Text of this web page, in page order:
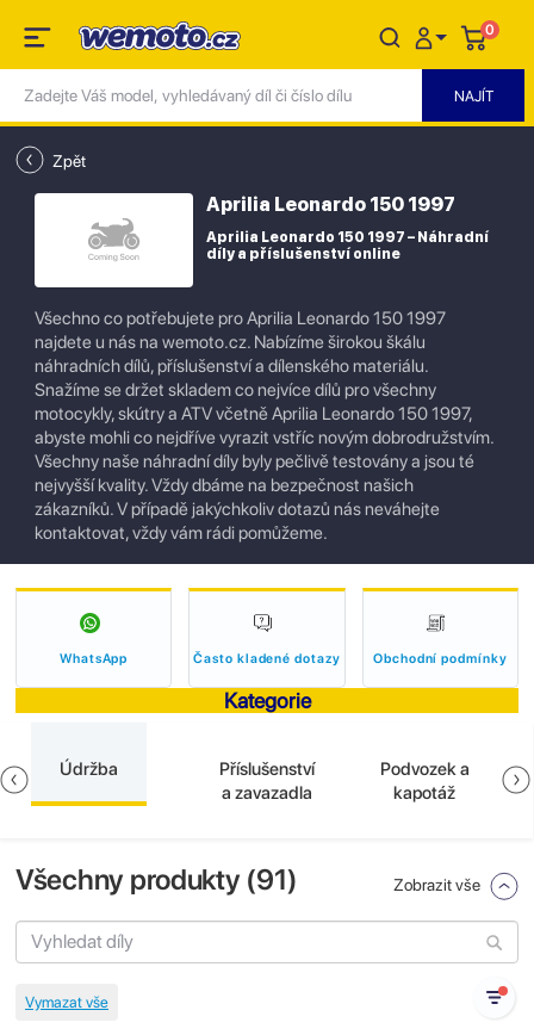
0
Zpět
Aprilia Leonardo 150 1997
Aprilia Leonardo 150 1997 – Náhradní
díly a příslušenství online
Všechno co potřebujete pro Aprilia Leonardo 150 1997
najdete u nás na wemoto.cz. Nabízíme širokou škálu
náhradních dílů, příslušenství a dílenského materiálu.
Snažíme se držet skladem co nejvíce dílů pro všechny
motocykly, skútry a ATV včetně Aprilia Leonardo 150 1997,
abyste mohli co nejdříve vyrazit vstříc novým dobrodružstvím.
Všechny naše náhradní díly byly pečlivě testovány a jsou té
nejvyšší kvality. Vždy dbáme na bezpečnost našich
zákazníků. V případě jakýchkoliv dotazů nás neváhejte
kontaktovat, vždy vám rádi pomůžeme.
WhatsApp Často kladené dotazy Obchodní podmínky
Kategorie
Údržba
Příslušenství
a zavazadla
Podvozek a
kapotáž
Všechny produkty (91) Zobrazit vše